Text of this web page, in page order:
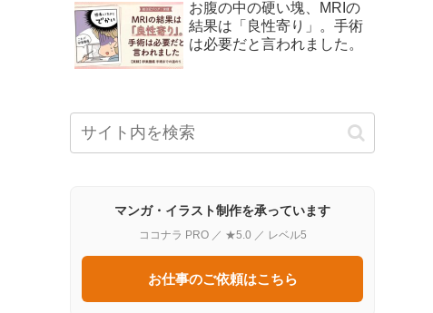
お腹の中の硬い塊、MRIの
結果は「良性寄り」。手術
は必要だと言われました。
マンガ・イラスト制作を承っています
ココナラ PRO ／ ★5.0 ／ レベル5
お仕事のご依頼はこちら